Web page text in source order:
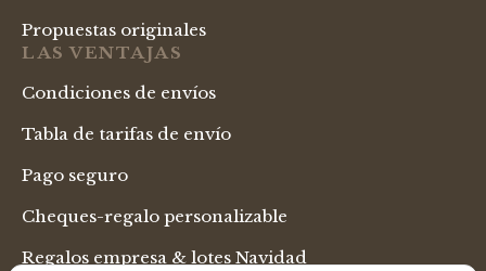
Propuestas originales
LAS VENTAJAS
Condiciones de envíos
Tabla de tarifas de envío
Pago seguro
Cheques-regalo personalizable
Regalos empresa & lotes Navidad